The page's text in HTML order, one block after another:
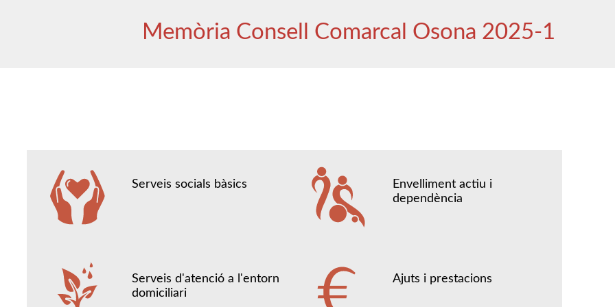
Memòria Consell Comarcal Osona 2025-1
Serveis socials bàsics
Envelliment actiu i
dependència
Serveis d'atenció a l'entorn
domiciliari
Ajuts i prestacions